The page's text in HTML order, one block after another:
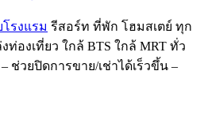
รงแรม รีสอร์ท ที่พัก โฮมสเตย์ ทุก
องเที่ยว ใกล้ BTS ใกล้ MRT ทั่ว
– ช่วยปิดการขาย/เช่าได้เร็วขึ้น –